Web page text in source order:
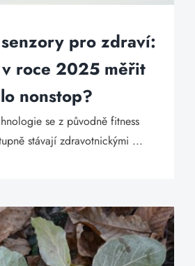
pro zdraví:
roce 2025 měřit
nonstop?
se z původně fitness
stávají zdravotnickými ...